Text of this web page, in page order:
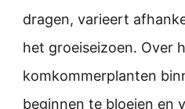
dragen, varieert
het groeiseizoen. Over
komkommerplanten
beginnen te bloeien en